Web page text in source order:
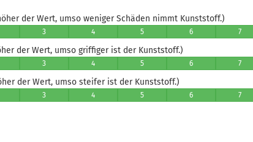
der Wert, umso weniger Schäden nimmt Kunststoff.)
3 4 5 6 7
der Wert, umso griffiger ist der Kunststoff.)
3 4 5 6 7
der Wert, umso steifer ist der Kunststoff.)
3 4 5 6 7